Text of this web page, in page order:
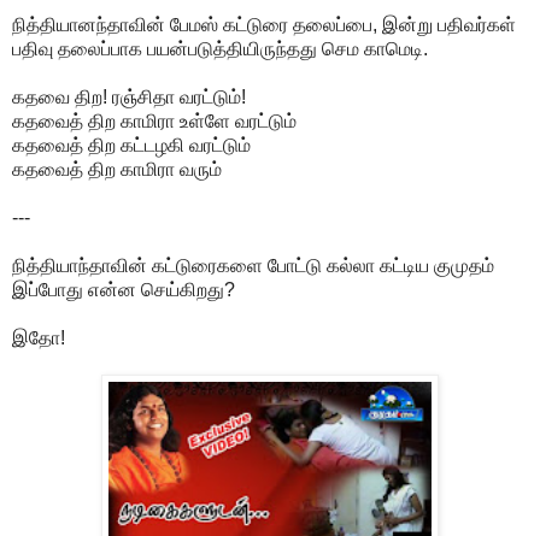
நித்தியானந்தாவின் பேமஸ் கட்டுரை தலைப்பை, இன்று பதிவர்கள்
பதிவு தலைப்பாக பயன்படுத்தியிருந்தது செம காமெடி.
கதவை திற! ரஞ்சிதா வரட்டும்!
கதவைத் திற காமிரா உள்ளே வரட்டும்
கதவைத் திற கட்டழகி வரட்டும்
கதவைத் திற காமிரா வரும்
---
நித்தியாந்தாவின் கட்டுரைகளை போட்டு கல்லா கட்டிய குமுதம்
இப்போது என்ன செய்கிறது?
இதோ!